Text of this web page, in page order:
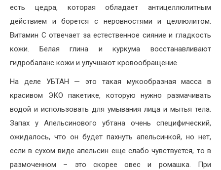
есть цедра, которая обладает антицеллюлитным
действием и борется с неровностями и целлюлитом.
Витамин С отвечает за естественное сияние и гладкость
кожи. Белая глина и куркума восстанавливают
гидробаланс кожи и улучшают кровообращение.
На деле УБТАН — это такая мукообразная масса в
красивом ЭКО пакетике, которую нужно размачивать
водой и использовать для умывания лица и мытья тела.
Запах у Апельсинового убтана очень специфический,
ожидалось, что он будет пахнуть апельсинкой, но нет,
если в сухом виде апельсин еще слабо чувствуется, то в
размоченном – это скорее овес и ромашка. При